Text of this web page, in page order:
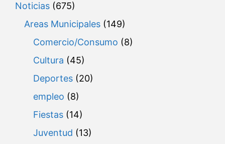
Noticias (675)
Areas Municipales (149)
Comercio/Consumo (8)
Cultura (45)
Deportes (20)
empleo (8)
Fiestas (14)
Juventud (13)